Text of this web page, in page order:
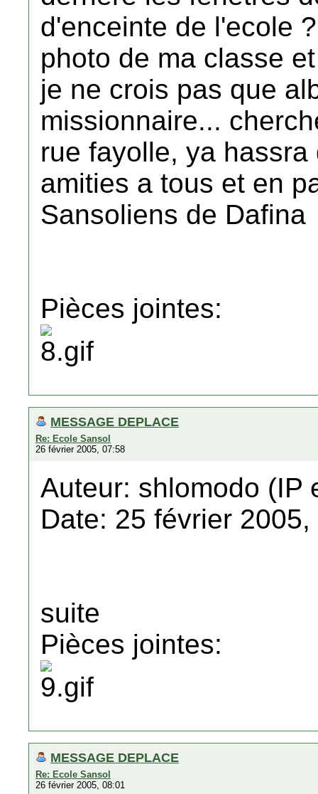
d'enceinte de l'ecole
photo de ma classe
je ne crois pas que
missionnaire...
rue fayolle, ya hassra
amities a tous et en
Sansoliens de Dafina
Pièces jointes:
MESSAGE DEPLACE
Re: Ecole Sansol
26 février 2005, 07:58
Auteur: shlomodo (IP
Date: 25 février
suite
Pièces jointes:
MESSAGE DEPLACE
Re: Ecole Sansol
26 février 2005, 08:01